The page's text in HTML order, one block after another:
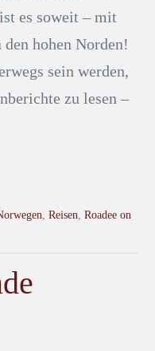
es soweit – mit
den hohen Norden!
sein werden,
zu lesen –
, Reisen, Roadee on